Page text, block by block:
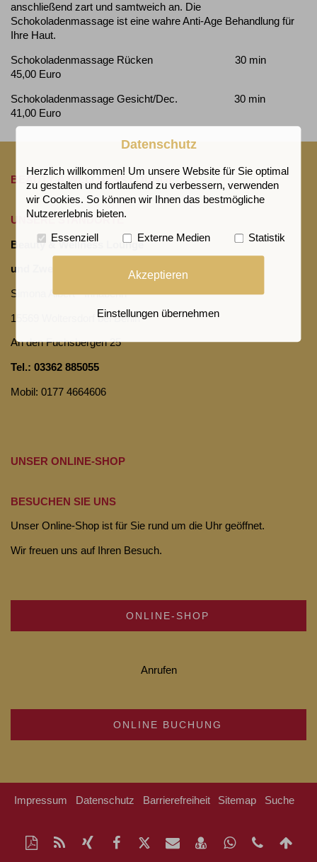
anschließend zart und samtweich an. Die
Schokoladenmassage ist eine wahre Anti-Age Behandlung für
Ihre Haut.
Schokoladenmassage Rücken 30 min
45,00 Euro
Schokoladenmassage Gesicht/Dec. 30 min
41,00 Euro
BEAUTY & WELLNESS LOUNGE
UNSERE STANDORTE
Beauty & Wellness Lounge
und Zweithaar Lounge
Simona Albert - Inhaberin
15569 Woltersdorf bei Berlin
An den Fuchsbergen 25
Tel.: 03362 885055
Mobil: 0177 4664606
UNSER ONLINE-SHOP
BESUCHEN SIE UNS
Unser Online-Shop ist für Sie rund um die Uhr geöffnet.
Wir freuen uns auf Ihren Besuch.
ONLINE-SHOP
Anrufen
ONLINE BUCHUNG
Impressum Datenschutz Barrierefreiheit Sitemap Suche
Diese
Seite
RSS-
Feed
Auf
Xing
Auf
Facebook
Twitter
Per
Mail
vCard
speichern
Auf
Whatsapp
Kontakt
Datenschutz
Herzlich willkommen! Um unsere Website für Sie optimal
zu gestalten und fortlaufend zu verbessern, verwenden
wir Cookies. So können wir Ihnen das bestmögliche
Nutzererlebnis bieten.
Essenziell Externe Medien Statistik
Akzeptieren
Einstellungen übernehmen